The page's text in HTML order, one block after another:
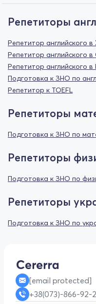
Репетиторы
Репетитор английского в
Репетитор английского в
Репетитор английского в
Подготовка к ЗНО по
Репетитор к TOEFL
Репетиторы
Подготовка к ЗНО по
Репетиторы
Подготовка к ЗНО по
Репетиторы
Подготовка к ЗНО по
[email protected]
+38(073)-866-92-